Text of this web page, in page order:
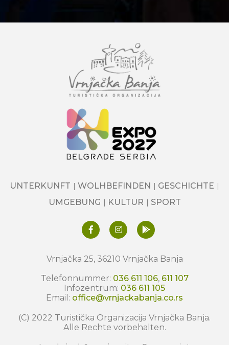
UNTERKUNFT WOLHBEFINDEN
GESCHICHTE
UMGEBUNG
KULTUR SPORT
Vrnjačka 25, 36210 Vrnjačka Banja
Telefonnummer: 036 611 106, 611 107
Infozentrum: 036 611 105
Email: office@vrnjackabanja.co.rs
(C) 2022 Turistička Organizacija Vrnjačka Banja.
Alle Rechte vorbehalten.